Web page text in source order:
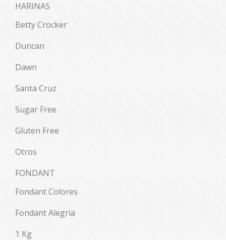
HARINAS
Betty Crocker
Duncan
Dawn
Santa Cruz
Sugar Free
Gluten Free
Otros
FONDANT
Fondant Colores
Fondant Alegria
1 Kg